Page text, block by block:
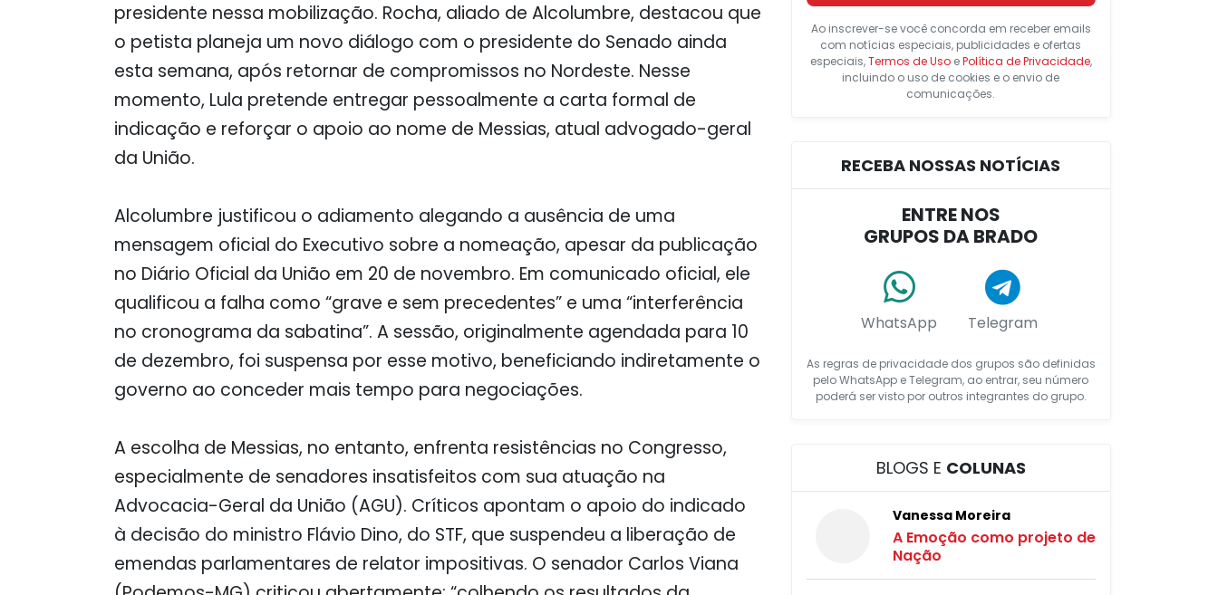
presidente nessa mobilização. Rocha, aliado de Alcolumbre, destacou que
o petista planeja um novo diálogo com o presidente do Senado ainda
esta semana, após retornar de compromissos no Nordeste. Nesse
momento, Lula pretende entregar pessoalmente a carta formal de
indicação e reforçar o apoio ao nome de Messias, atual advogado-geral
da União.
Alcolumbre justificou o adiamento alegando a ausência de uma
mensagem oficial do Executivo sobre a nomeação, apesar da publicação
no Diário Oficial da União em 20 de novembro. Em comunicado oficial, ele
qualificou a falha como “grave e sem precedentes” e uma “interferência
no cronograma da sabatina”. A sessão, originalmente agendada para 10
de dezembro, foi suspensa por esse motivo, beneficiando indiretamente o
governo ao conceder mais tempo para negociações.
A escolha de Messias, no entanto, enfrenta resistências no Congresso,
especialmente de senadores insatisfeitos com sua atuação na
Advocacia-Geral da União (AGU). Críticos apontam o apoio do indicado
à decisão do ministro Flávio Dino, do STF, que suspendeu a liberação de
emendas parlamentares de relator impositivas. O senador Carlos Viana
Ao inscrever-se você concorda em receber emails
com notícias especiais, publicidades e ofertas
especiais,Termos de UsoePolítica de Privacidade,
incluindo o uso de cookies e o envio de
comunicações.
RECEBA NOSSAS NOTÍCIAS
ENTRE NOS
GRUPOS DA BRADO
WhatsApp Telegram
As regras de privacidade dos grupos são definidas
pelo WhatsApp e Telegram, ao entrar, seu número
poderá ser visto por outros integrantes do grupo.
BLOGS E COLUNAS
Vanessa Moreira
A Emoção como projeto de
Nação